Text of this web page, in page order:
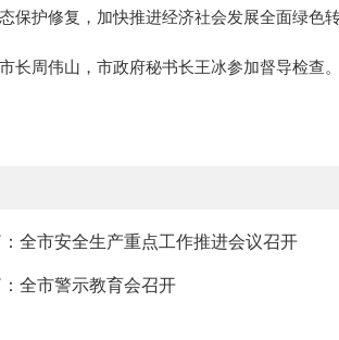
保护修复，加快推进经济社会发展全面绿色
长周伟山，市政府秘书长王冰参加督导检查
：全市安全生产重点工作推进会议召开
全市警示教育会召开